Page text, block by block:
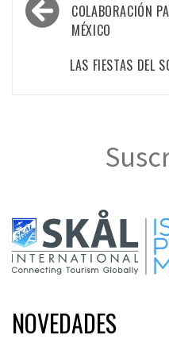
de
entradas
COLABORACIÓN
MÉXICO
LAS FIESTAS DEL
NOVEDADES